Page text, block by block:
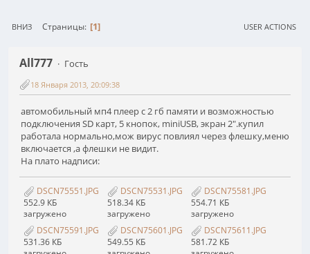
ВНИЗ Страницы 1 USER ACTIONS
All777 Гость
18 Января 2013, 20:09:38
автомобильный мп4 плеер с 2 гб памяти и возможностью
подключения SD карт, 5 кнопок, miniUSB, экран 2".купил
работала нормально,мож вирус повлиял через флешку,меню
включается ,а флешки не видит.
На плато надписи:
DSCN75551.JPG
552.9 КБ
загружено
DSCN75531.JPG
518.34 КБ
загружено
DSCN75581.JPG
554.71 КБ
загружено
DSCN75591.JPG
531.36 КБ
DSCN75601.JPG
549.55 КБ
DSCN75611.JPG
581.72 КБ